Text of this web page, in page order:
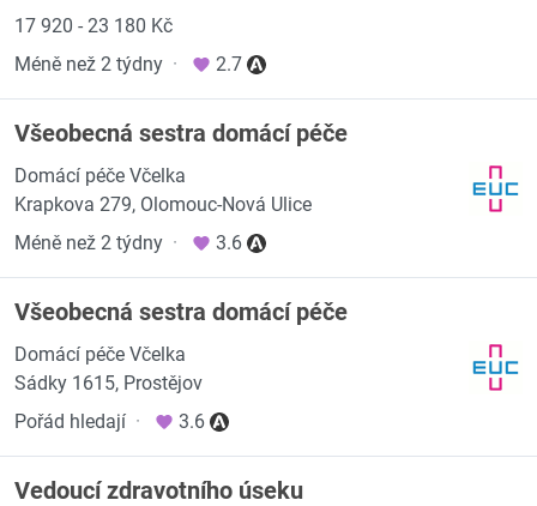
17 920 - 23 180 Kč
Méně než 2 týdny · 2.7
Všeobecná sestra domácí péče
Domácí péče Včelka
Krapkova 279, Olomouc-Nová Ulice
Méně než 2 týdny · 3.6
Všeobecná sestra domácí péče
Domácí péče Včelka
Sádky 1615, Prostějov
Pořád hledají · 3.6
Vedoucí zdravotního úseku